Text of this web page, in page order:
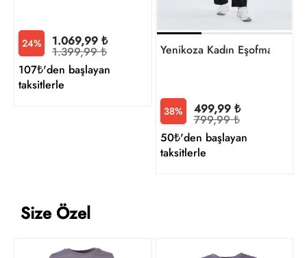
24% 1.069,99 ₺
1.399,99 ₺
107₺'den başlayan
taksitlerle
Yenikoza Kadın Eşofman
38% 499,99 ₺
799,99 ₺
50₺'den başlayan
taksitlerle
Size Özel